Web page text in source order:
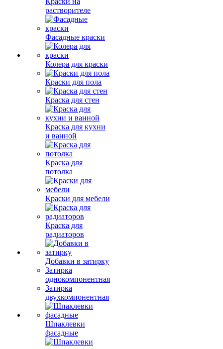
растворителе
Фасадные краски
Колера для краски
Краски для пола
Краска для стен
Краска для кухни
и ванной
Краска для
потолка
Краски для мебели
Краска для
радиаторов
Добавки в затирку
Затирка
однокомпонентная
Затирка
двухкомпонентная
Шпаклевки
фасадные